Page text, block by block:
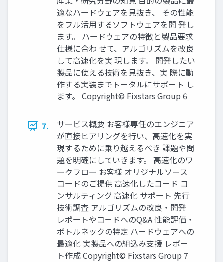
適なハードウェアを見抜き、 その性能
をフル活用するソフトウェアを開 発し
ます。 ハードウェアの特徴と製品要求
仕様に合わ せて、アルゴリズムを改良
して高速化を実 現します。 開発したい
製品に使える技術を見抜き、実 際に動
作する実装までトータルにサポート し
ます。 Copyright© Fixstars Group 6
7.
サービス概要 お客様専任のエンジニア
が直接ヒアリングを行い、高速化を実
現するために乗り越えるべき 課題や問
題を明確にしていきます。 高速化のワ
ークフロー お客様 オリジナルソース
コードのご提供 高速化したコード コ
ンサルティング 高速化 サポート 先行
技術調査 アルゴリズムの改良・開発
レポートやコードへのQ&A 性能評価・
ボトルネックの特定 ハードウェアへの
最適化 実製品への組込み支援 レポー
ト作成 Copyright© Fixstars Group 7